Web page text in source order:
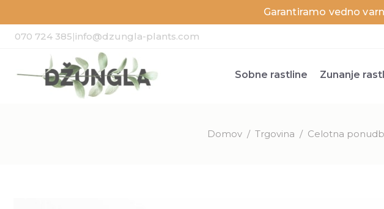
Garantiramo vedno
070 724 385|info@dzungla-plants.com
Sobne rastline Zunanje
Domov / Trgovina / Celotna